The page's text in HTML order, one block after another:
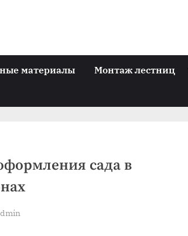
материалы Монтаж лестниц
сада в